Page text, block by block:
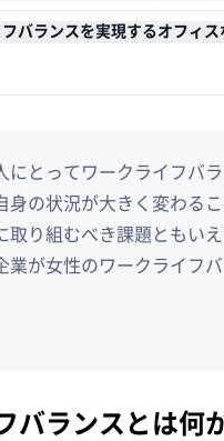
バランスを実現するオフィ
にとってワークライフバ
身の状況が大きく変わる
取り組むべき課題ともいえ
業が女性のワークライフ
バランスとは何